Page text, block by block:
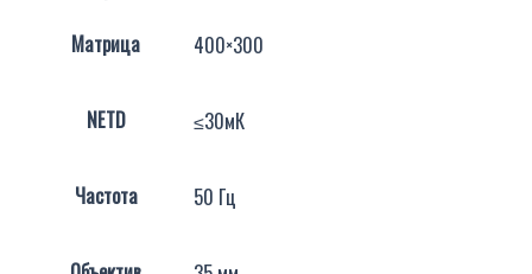
Матрица
400×300
NETD ≤30мК
Частота 50 Гц